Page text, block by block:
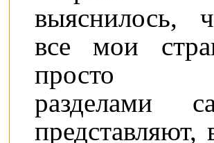
выяснилось,
все мои
просто
разделами
представляют,